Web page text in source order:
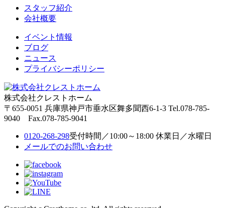
スタッフ紹介
会社概要
イベント情報
ブログ
ニュース
プライバシーポリシー
株式会社クレストホーム
〒655-0051 兵庫県神戸市垂水区舞多聞西6-1-3 Tel.078-785-
9040 Fax.078-785-9041
0120-268-298受付時間／10:00～18:00 休業日／水曜日
メールでのお問い合わせ